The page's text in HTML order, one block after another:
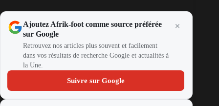
Ajoutez Afrik-foot comme source préférée
sur Google
Retrouvez nos articles plus souvent et facilement
dans vos résultats de recherche Google et actualités à
la Une.
Suivre sur Google